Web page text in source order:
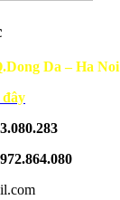
Da – Ha Noi